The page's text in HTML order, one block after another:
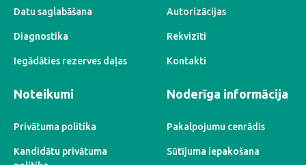
Datu saglabāšana
Diagnostika
Iegādāties rezerves daļas
Autorizācijas
Rekvizīti
Kontakti
Noteikumi
Privātuma politika
Kandidātu privātuma
Noderīga informācija
Pakalpojumu cenrādis
Sūtījuma iepakošana